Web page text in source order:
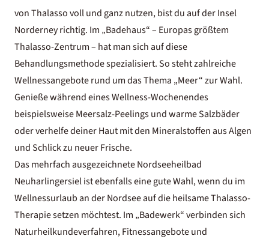
von Thalasso voll und ganz nutzen, bist du auf der Insel
Norderney richtig. Im „Badehaus“ – Europas größtem
Thalasso-Zentrum – hat man sich auf diese
Behandlungsmethode spezialisiert. So steht zahlreiche
Wellnessangebote rund um das Thema „Meer“ zur Wahl.
Genieße während eines Wellness-Wochenendes
beispielsweise Meersalz-Peelings und warme Salzbäder
oder verhelfe deiner Haut mit den Mineralstoffen aus Algen
und Schlick zu neuer Frische.
Das mehrfach ausgezeichnete Nordseeheilbad
Neuharlingersiel ist ebenfalls eine gute Wahl, wenn du im
Wellnessurlaub an der Nordsee auf die heilsame Thalasso-
Therapie setzen möchtest. Im „Badewerk“ verbinden sich
Naturheilkundeverfahren, Fitnessangebote und